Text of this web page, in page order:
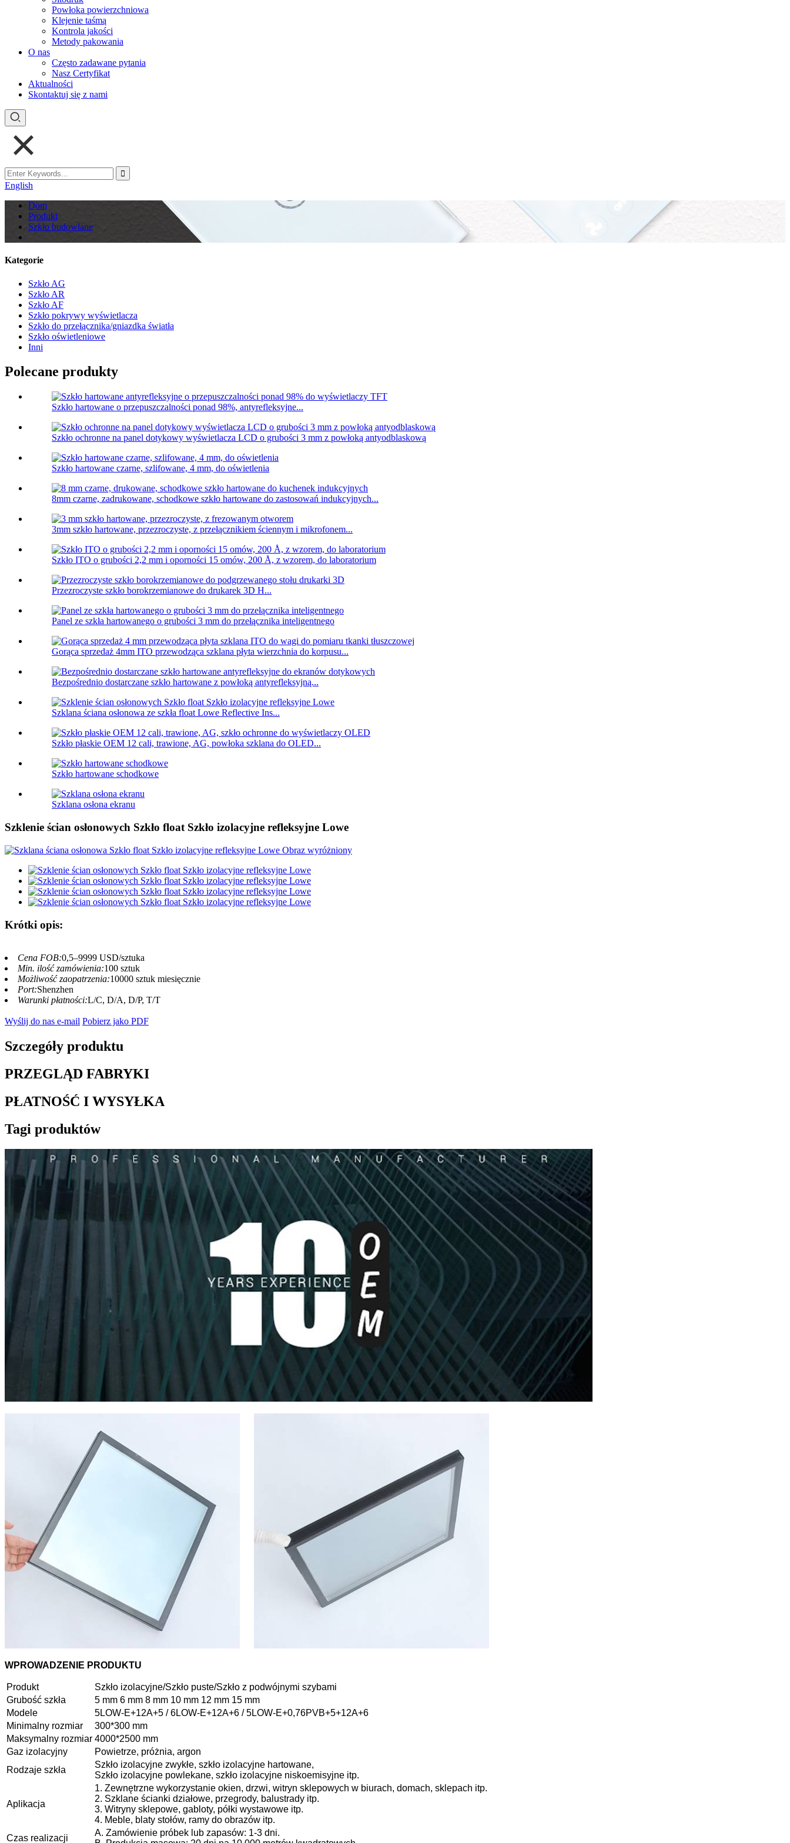
Powłoka powierzchniowa
Klejenie taśmą
Kontrola jakości
Metody pakowania
O nas
Często zadawane pytania
Nasz Certyfikat
Aktualności
Skontaktuj się z nami
English
Dom
Produkt
Szkło budowlane
Kategorie
Szkło AG
Szkło AR
Szkło AF
Szkło pokrywy wyświetlacza
Szkło do przełącznika/gniazdka światła
Szkło oświetleniowe
Inni
Polecane produkty
Szkło hartowane o przepuszczalności ponad 98%, antyrefleksyjne...
Szkło ochronne na panel dotykowy wyświetlacza LCD o grubości 3 mm z powłoką antyodblaskową
Szkło hartowane czarne, szlifowane, 4 mm, do oświetlenia
8mm czarne, zadrukowane, schodkowe szkło hartowane do zastosowań indukcyjnych...
3mm szkło hartowane, przezroczyste, z przełącznikiem ściennym i mikrofonem...
Szkło ITO o grubości 2,2 mm i oporności 15 omów, 200 Å, z wzorem, do laboratorium
Przezroczyste szkło borokrzemianowe do drukarek 3D H...
Panel ze szkła hartowanego o grubości 3 mm do przełącznika inteligentnego
Gorąca sprzedaż 4mm ITO przewodząca szklana płyta wierzchnia do korpusu...
Bezpośrednio dostarczane szkło hartowane z powłoką antyrefleksyjną...
Szklana ściana osłonowa ze szkła float Lowe Reflective Ins...
Szkło płaskie OEM 12 cali, trawione, AG, powłoka szklana do OLED...
Szkło hartowane schodkowe
Szklana osłona ekranu
Szklenie ścian osłonowych Szkło float Szkło izolacyjne refleksyjne Lowe
Krótki opis:
Cena FOB:0,5–9999 USD/sztuka
Min. ilość zamówienia:100 sztuk
Możliwość zaopatrzenia:10000 sztuk miesięcznie
Port:Shenzhen
Warunki płatności:L/C, D/A, D/P, T/T
Wyślij do nas e-mail Pobierz jako PDF
Szczegóły produktu
PRZEGLĄD FABRYKI
PŁATNOŚĆ I WYSYŁKA
Tagi produktów
WPROWADZENIE PRODUKTU
Produkt
Szkło izolacyjne/Szkło puste/Szkło z podwójnymi szybami
Grubość szkła
5 mm 6 mm 8 mm 10 mm 12 mm 15 mm
Modele
5LOW-E+12A+5 / 6LOW-E+12A+6 / 5LOW-E+0,76PVB+5+12A+6
Minimalny rozmiar
300*300 mm
Maksymalny rozmiar 4000*2500 mm
Gaz izolacyjny
Powietrze, próżnia, argon
Rodzaje szkła
Szkło izolacyjne zwykłe, szkło izolacyjne hartowane,
Szkło izolacyjne powlekane, szkło izolacyjne niskoemisyjne itp.
Aplikacja
1. Zewnętrzne wykorzystanie okien, drzwi, witryn sklepowych w biurach, domach, sklepach itp.
2. Szklane ścianki działowe, przegrody, balustrady itp.
3. Witryny sklepowe, gabloty, półki wystawowe itp.
4. Meble, blaty stołów, ramy do obrazów itp.
Czas realizacji
A. Zamówienie próbek lub zapasów: 1-3 dni.